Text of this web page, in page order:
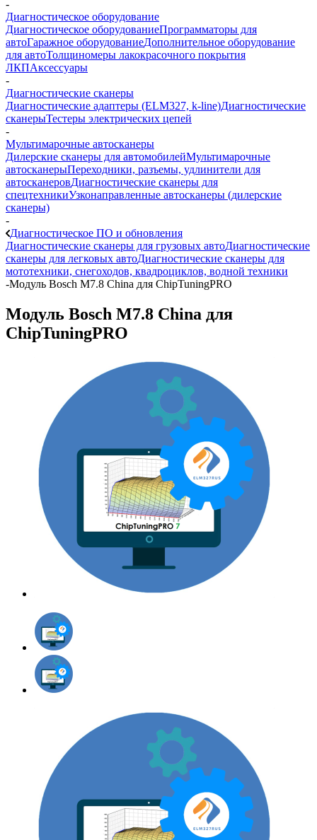
-
Диагностическое оборудование
Диагностическое оборудованиеПрограмматоры для
автоГаражное оборудованиеДополнительное оборудование
для автоТолщиномеры лакокрасочного покрытия
ЛКПАксессуары
-
Диагностические сканеры
Диагностические адаптеры (ELM327, k-line)Диагностические
сканерыТестеры электрических цепей
-
Мультимарочные автосканеры
Дилерские сканеры для автомобилейМультимарочные
автосканерыПереходники, разъемы, удлинители для
автосканеровДиагностические сканеры для
спецтехникиУзконаправленные автосканеры (дилерские
сканеры)
-
Диагностическое ПО и обновления
Диагностические сканеры для грузовых автоДиагностические
сканеры для легковых автоДиагностические сканеры для
мототехники, снегоходов, квадроциклов, водной техники
-Модуль Bosch M7.8 China для ChipTuningPRO
Модуль Bosch M7.8 China для
ChipTuningPRO